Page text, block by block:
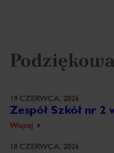
19 CZERWCA, 2026
Zespół Szkół nr 2
Więcej
18 CZERWCA, 2026